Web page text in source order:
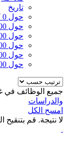
تاريخ
حول 0 كم
حول 100 كم
حول 200 كم
حول 300 كم
حول 400 كم
حول 500 كم
جميع الوظائف في
والدراسات
امسح الكل
لا نتيجة. قم